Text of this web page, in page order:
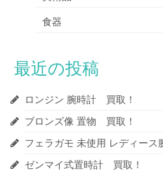
食器
最近の投稿
ロンジン 腕時計 買取！
ブロンズ像 置物 買取！
フェラガモ 未使用 レディー
ゼンマイ式置時計 買取！